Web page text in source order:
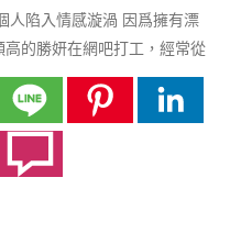
人陷入情感漩渦 因爲擁有漂
的勝妍在網吧打工，經常從
自尊心。大四的她雖然知道
棄網吧兼職，就在這種情況
見了那個人…每週日更新